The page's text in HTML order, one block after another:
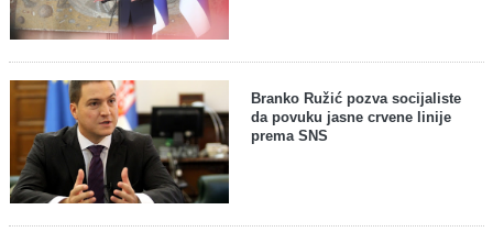
Branko Ružić pozva socijaliste
da povuku jasne crvene linije
prema SNS